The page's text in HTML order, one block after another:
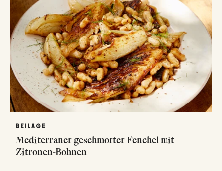
BEILAGE
Mediterraner geschmorter Fenchel mit
Zitronen-Bohnen